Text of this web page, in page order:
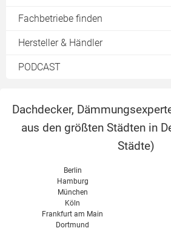
Fachbetriebe finden
Hersteller & Händler
PODCAST
Dachdecker,
aus den größten Städten in
Städte)
Berlin
Hamburg
München
Köln
Frankfurt am Main
Dortmund